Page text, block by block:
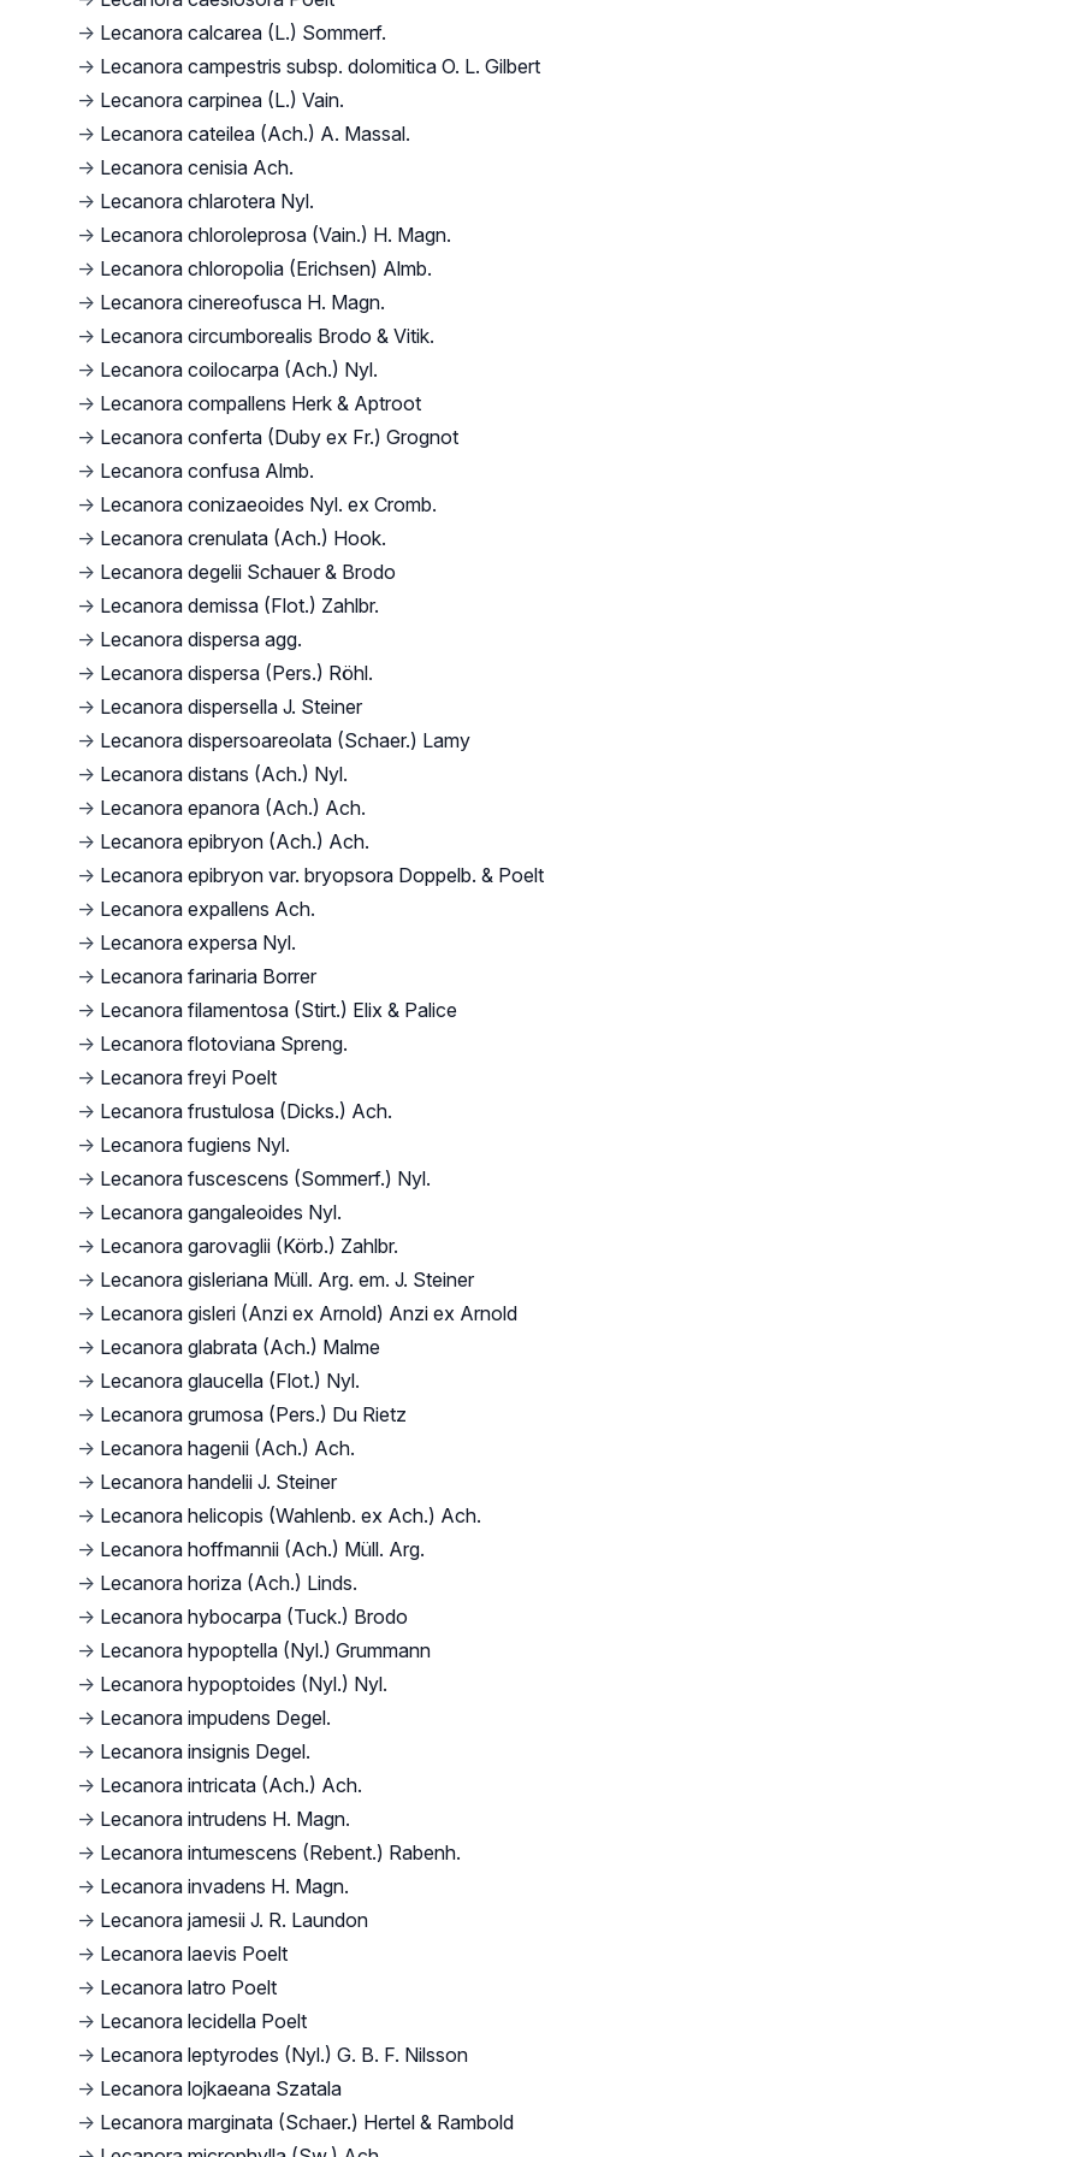
→ Lecanora calcarea (L.) Sommerf.
→ Lecanora campestris subsp. dolomitica O. L. Gilbert
→ Lecanora carpinea (L.) Vain.
→ Lecanora cateilea (Ach.) A. Massal.
→ Lecanora cenisia Ach.
→ Lecanora chlarotera Nyl.
→ Lecanora chloroleprosa (Vain.) H. Magn.
→ Lecanora chloropolia (Erichsen) Almb.
→ Lecanora cinereofusca H. Magn.
→ Lecanora circumborealis Brodo & Vitik.
→ Lecanora coilocarpa (Ach.) Nyl.
→ Lecanora compallens Herk & Aptroot
→ Lecanora conferta (Duby ex Fr.) Grognot
→ Lecanora confusa Almb.
→ Lecanora conizaeoides Nyl. ex Cromb.
→ Lecanora crenulata (Ach.) Hook.
→ Lecanora degelii Schauer & Brodo
→ Lecanora demissa (Flot.) Zahlbr.
→ Lecanora dispersa agg.
→ Lecanora dispersa (Pers.) Röhl.
→ Lecanora dispersella J. Steiner
→ Lecanora dispersoareolata (Schaer.) Lamy
→ Lecanora distans (Ach.) Nyl.
→ Lecanora epanora (Ach.) Ach.
→ Lecanora epibryon (Ach.) Ach.
→ Lecanora epibryon var. bryopsora Doppelb. & Poelt
→ Lecanora expallens Ach.
→ Lecanora expersa Nyl.
→ Lecanora farinaria Borrer
→ Lecanora filamentosa (Stirt.) Elix & Palice
→ Lecanora flotoviana Spreng.
→ Lecanora freyi Poelt
→ Lecanora frustulosa (Dicks.) Ach.
→ Lecanora fugiens Nyl.
→ Lecanora fuscescens (Sommerf.) Nyl.
→ Lecanora gangaleoides Nyl.
→ Lecanora garovaglii (Körb.) Zahlbr.
→ Lecanora gisleriana Müll. Arg. em. J. Steiner
→ Lecanora gisleri (Anzi ex Arnold) Anzi ex Arnold
→ Lecanora glabrata (Ach.) Malme
→ Lecanora glaucella (Flot.) Nyl.
→ Lecanora grumosa (Pers.) Du Rietz
→ Lecanora hagenii (Ach.) Ach.
→ Lecanora handelii J. Steiner
→ Lecanora helicopis (Wahlenb. ex Ach.) Ach.
→ Lecanora hoffmannii (Ach.) Müll. Arg.
→ Lecanora horiza (Ach.) Linds.
→ Lecanora hybocarpa (Tuck.) Brodo
→ Lecanora hypoptella (Nyl.) Grummann
→ Lecanora hypoptoides (Nyl.) Nyl.
→ Lecanora impudens Degel.
→ Lecanora insignis Degel.
→ Lecanora intricata (Ach.) Ach.
→ Lecanora intrudens H. Magn.
→ Lecanora intumescens (Rebent.) Rabenh.
→ Lecanora invadens H. Magn.
→ Lecanora jamesii J. R. Laundon
→ Lecanora laevis Poelt
→ Lecanora latro Poelt
→ Lecanora lecidella Poelt
→ Lecanora leptyrodes (Nyl.) G. B. F. Nilsson
→ Lecanora lojkaeana Szatala
→ Lecanora marginata (Schaer.) Hertel & Rambold